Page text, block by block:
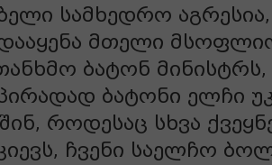
სამხედრო
მთელი
ბატონ
ბატონი ელჩი
როდესაც სხვა
ჩვენი საელჩო